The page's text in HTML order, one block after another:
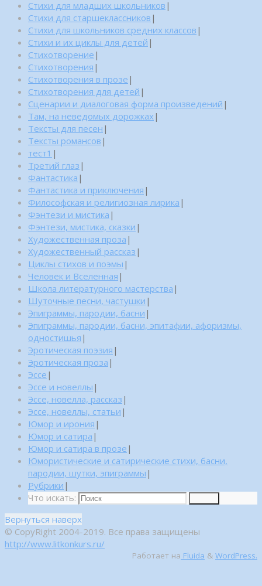
Стихи для младших школьников |
Стихи для старшеклассников |
Стихи для школьников средних классов |
Стихи и их циклы для детей |
Стихотворение |
Стихотворения |
Стихотворения в прозе |
Стихотворения для детей |
Сценарии и диалоговая форма произведений |
Там, на неведомых дорожках |
Тексты для песен |
Тексты романсов |
тест1 |
Третий глаз |
Фантастика |
Фантастика и приключения |
Философская и религиозная лирика |
Фэнтези и мистика |
Фэнтези, мистика, сказки |
Художественная проза |
Художественный рассказ |
Циклы стихов и поэмы |
Человек и Вселенная |
Школа литературного мастерства |
Шуточные песни, частушки |
Эпиграммы, пародии, басни |
Эпиграммы, пародии, басни, эпитафии, афоризмы,
одностишья |
Эротическая поэзия |
Эротическая проза |
Эссе |
Эссе и новеллы |
Эссе, новелла, рассказ |
Эссе, новеллы, статьи |
Юмор и ирония |
Юмор и сатира |
Юмор и сатира в прозе |
Юмористические и сатирические стихи, басни,
пародии, шутки, эпиграммы |
Рубрики |
Что искать:
Вернуться наверх
© CopyRight 2004-2019. Все права защищены
http://www.litkonkurs.ru/
Работает на Fluida & WordPress.